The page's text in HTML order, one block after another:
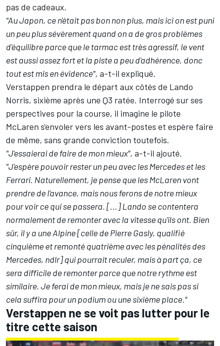
pas de cadeaux.
"Au Japon, ce n'était pas bon non plus, mais ici on est puni
un peu plus sévèrement quand on a de gros problèmes
d'équilibre parce que le tarmac est très agressif, le vent
est aussi assez fort et la piste a peu d'adhérence, donc
tout est mis en évidence", a-t-il expliqué.
Verstappen prendra le départ aux côtés de Lando
Norris, sixième après une Q3 ratée. Interrogé sur ses
perspectives pour la course, il imagine le pilote
McLaren s'envoler vers les avant-postes et espère faire
de même, sans grande conviction toutefois.
"J'essaierai de faire de mon mieux", a-t-il ajouté.
"J'espère pouvoir rester un peu avec lesMercedeset les
Ferrari. Naturellement, je pense que les McLaren vont
prendre de l'avance, mais nous ferons de notre mieux
pour voir ce qui se passera. [...]Lando se contentera
normalement de remonter avec la vitesse qu'ils ont. Bien
sûr, il y a uneAlpine[celle dePierre Gasly, qualifié
cinquième et remonté quatrième avec les pénalités des
Mercedes, ndlr] qui pourrait reculer, mais à part ça, ce
sera difficile de remonter parce que notre rythme est
similaire. Je ferai de mon mieux, mais je ne sais pas si
cela suffira pour un podium ou une sixième place."
Verstappen ne se voit pas lutter pour le
titre cette saison